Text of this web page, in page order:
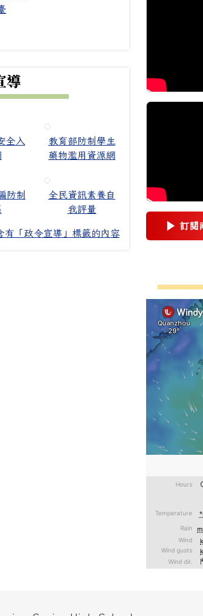
導
全入
教育部防制學生
藥物濫用資源網
防制
全民資訊素養自
我評量
有「政令宣導」標籤的內容
▶ 訂閱
右邊